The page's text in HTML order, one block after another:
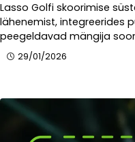
Lasso Golfi skoorimise
lähenemist, integreerides
peegeldavad mängija
29/01/2026